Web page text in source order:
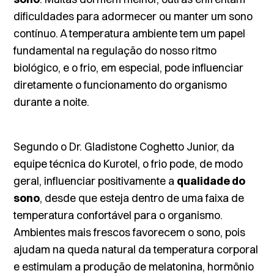
dificuldades para adormecer ou manter um sono
contínuo. A temperatura ambiente tem um papel
fundamental na regulação do nosso ritmo
biológico, e o frio, em especial, pode influenciar
diretamente o funcionamento do organismo
durante a noite.
Segundo o Dr. Gladistone Coghetto Junior, da
equipe técnica do Kurotel, o frio pode, de modo
geral, influenciar positivamente a qualidade do
sono, desde que esteja dentro de uma faixa de
temperatura confortável para o organismo.
Ambientes mais frescos favorecem o sono, pois
ajudam na queda natural da temperatura corporal
e estimulam a produção de melatonina, hormônio